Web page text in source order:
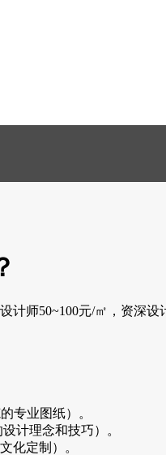
师50~100元/㎡，资深
专业图纸）。
计理念和技巧）。
化定制）。